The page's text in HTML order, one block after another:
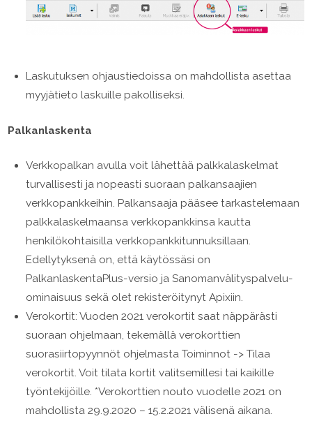
Laskutuksen ohjaustiedoissa on mahdollista asettaa
myyjätieto laskuille pakolliseksi.
Palkanlaskenta
Verkkopalkan avulla voit lähettää palkkalaskelmat
turvallisesti ja nopeasti suoraan palkansaajien
verkkopankkeihin. Palkansaaja pääsee tarkastelemaan
palkkalaskelmaansa verkkopankkinsa kautta
henkilökohtaisilla verkkopankkitunnuksillaan.
Edellytyksenä on, että käytössäsi on
PalkanlaskentaPlus-versio ja Sanomanvälityspalvelu-
ominaisuus sekä olet rekisteröitynyt Apixiin.
Verokortit: Vuoden 2021 verokortit saat näppärästi
suoraan ohjelmaan, tekemällä verokorttien
suorasiirtopyynnöt ohjelmasta Toiminnot -> Tilaa
verokortit. Voit tilata kortit valitsemillesi tai kaikille
työntekijöille. *Verokorttien nouto vuodelle 2021 on
mahdollista 29.9.2020 – 15.2.2021 välisenä aikana.